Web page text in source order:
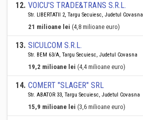
12. VOICU'S TRADE&TRANS S.R.L.
Str. LIBERTATII 2, Targu Secuiesc, Judetul Covasna
21 milioane lei (4,8 milioane euro)
13. SICULCOM S.R.L.
Str. BEM 63/A, Targu Secuiesc, Judetul Covasna
19,2 milioane lei (4,4 milioane euro)
14. COMERT "SLAGER" SRL
Str. ABATOR 33, Targu Secuiesc, Judetul Covasna
15,9 milioane lei (3,6 milioane euro)